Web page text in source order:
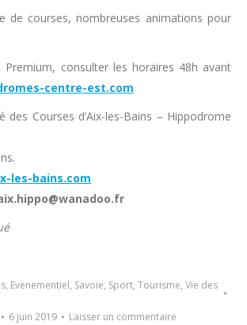
de courses, nombreuses animations pour
Premium, consulter les horaires 48h avant
centre-est.com
des Courses d’Aix-les-Bains – Hippodrome
les-bains.com
, Evenementiel, Savoie, Sport, Tourisme, Vie des
6 juin 2019 Laisser un commentaire